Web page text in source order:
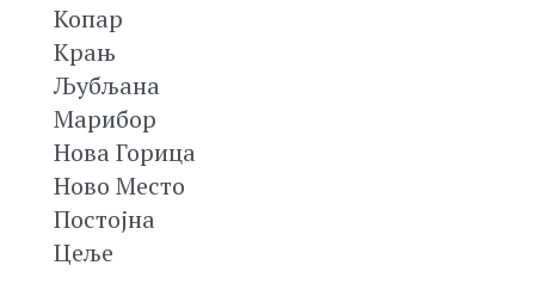
Копар
Крањ
Љубљана
Марибор
Нова Горица
Ново Место
Постојна
Цеље